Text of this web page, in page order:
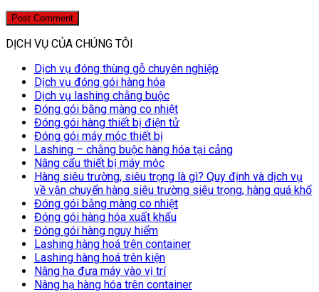
DỊCH VỤ CỦA CHÚNG TÔI
Dịch vụ đóng thùng gỗ chuyên nghiệp
Dịch vụ đóng gói hàng hóa
Dịch vụ lashing chằng buộc
Đóng gói bằng màng co nhiệt
Đóng gói hàng thiết bị điện tử
Đóng gói máy móc thiết bị
Lashing – chằng buộc hàng hóa tại cảng
Nâng cẩu thiết bị máy móc
Hàng siêu trường, siêu trọng là gì? Quy định và dịch vụ
về vận chuyển hàng siêu trường siêu trọng, hàng quá khổ
Đóng gói bằng màng co nhiệt
Đóng gói hàng hóa xuất khẩu
Đóng gói hàng nguy hiểm
Lashing hàng hoá trên container
Lashing hàng hoá trên kiện
Nâng hạ đưa máy vào vị trí
Nâng hạ hàng hóa trên container